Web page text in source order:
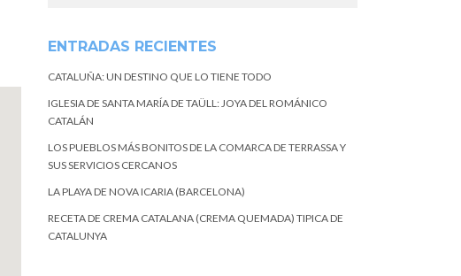
ENTRADAS RECIENTES
CATALUÑA: UN DESTINO QUE LO TIENE TODO
IGLESIA DE SANTA MARÍA DE TAÜLL: JOYA DEL ROMÁNICO
CATALÁN
LOS PUEBLOS MÁS BONITOS DE LA COMARCA DE TERRASSA Y
SUS SERVICIOS CERCANOS
LA PLAYA DE NOVA ICARIA (BARCELONA)
RECETA DE CREMA CATALANA (CREMA QUEMADA) TIPICA DE
CATALUNYA